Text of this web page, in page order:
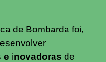
de Bombarda foi,
e inovadoras de